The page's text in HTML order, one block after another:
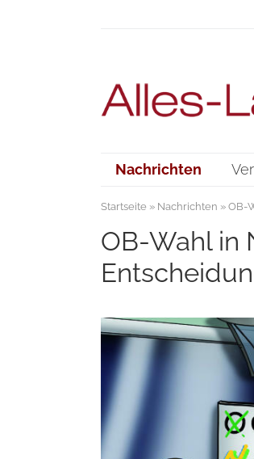
Nachrichten
Startseite» Nachrichten » OB-
OB-Wahl in